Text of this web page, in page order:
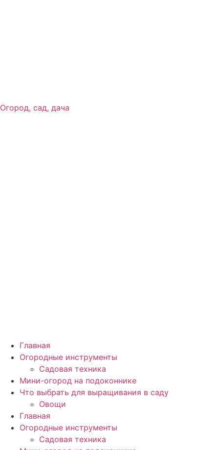
Огород, сад, дача
Главная
Огородные инструменты
Садовая техника
Мини-огород на подоконнике
Что выбрать для выращивания в саду
Овощи
Главная
Огородные инструменты
Садовая техника